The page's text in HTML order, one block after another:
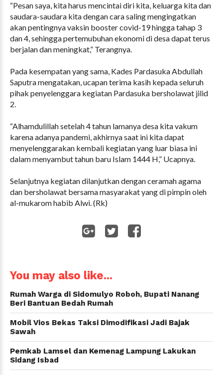
“Pesan saya, kita harus mencintai diri kita, keluarga kita dan
saudara-saudara kita dengan cara saling mengingatkan
akan pentingnya vaksin booster covid-19 hingga tahap 3
dan 4, sehingga pertemubuhan ekonomi di desa dapat terus
berjalan dan meningkat,” Terangnya.
Pada kesempatan yang sama, Kades Pardasuka Abdullah
Saputra mengatakan, ucapan terima kasih kepada seluruh
pihak penyelenggara kegiatan Pardasuka bersholawat jilid
2.
“Alhamdulillah setelah 4 tahun lamanya desa kita vakum
karena adanya pandemi, akhirnya saat ini kita dapat
menyelenggarakan kembali kegiatan yang luar biasa ini
dalam menyambut tahun baru Islam 1444 H,” Ucapnya.
Selanjutnya kegiatan dilanjutkan dengan ceramah agama
dan bersholawat bersama masyarakat yang di pimpin oleh
al-mukarom habib Alwi. (Rk)
You may also like...
Rumah Warga di Sidomulyo Roboh, Bupati Nanang
Beri Bantuan Bedah Rumah
Mobil Vios Bekas Taksi Dimodifikasi Jadi Bajak
Sawah
Pemkab Lamsel dan Kemenag Lampung Lakukan
Sidang Isbad